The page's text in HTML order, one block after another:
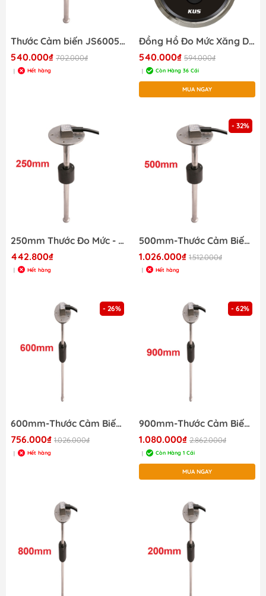
Thước Cảm biến JS60059 Level S5-E300
540.000₫ 702.000₫
| Hết hàng
Đồng Hồ Đo Mức Xăng Dầu, Chất Lỏng, Điện 12/24V Đường Kính 52mm, Màu Đen
540.000₫ 594.000₫
| Còn Hàng 36 Cái
MUA NGAY
250mm Thước Đo Mức - Level Sensor JS60059- S5 E250mm
442.800₫
Hết hàng
- 32%
500mm-Thước Cảm Biến Đo Mức Chất Lỏng JS60065 S5-E500mm
1.026.000₫ 1.512.000₫
Hết hàng
- 26%
600mm-Thước Cảm Biến Đo Mức Chất Lỏng JS60067 S5-E600mm
756.000₫ 1.026.000₫
| Hết hàng
- 62%
900mm-Thước Cảm Biến Đo Mức Chất Lỏng 900mm J-S60073
1.080.000₫ 2.862.000₫
| Còn Hàng 1 Cái
MUA NGAY